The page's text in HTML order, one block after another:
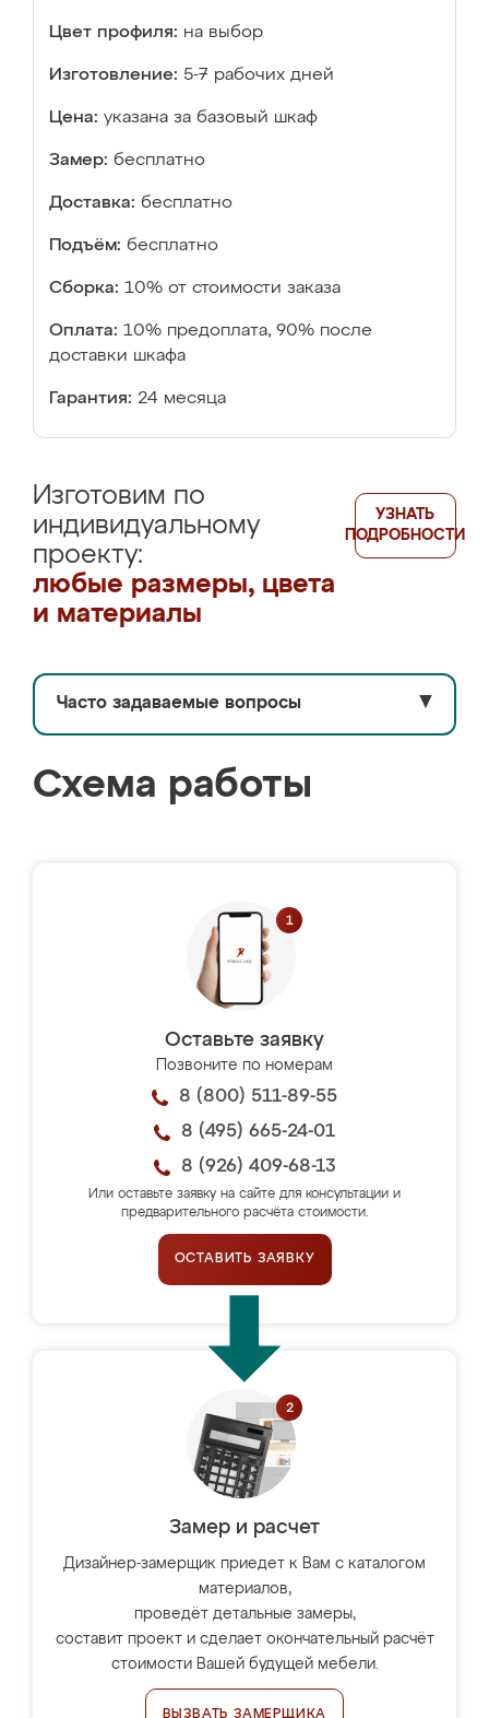
Цвет профиля: на выбор
Изготовление: 5-7 рабочих дней
Цена: указана за базовый шкаф
Замер: бесплатно
Доставка: бесплатно
Подъём: бесплатно
Сборка: 10% от стоимости заказа
Оплата: 10% предоплата, 90% после
доставки шкафа
Гарантия: 24 месяца
Изготовим по
индивидуальному
проекту:
любые размеры, цвета
и материалы
УЗНАТЬ
ПОДРОБНОСТИ
Часто задаваемые вопросы ▼
Схема работы
Оставьте заявку
Позвоните по номерам
8 (800) 511-89-55
8 (495) 665-24-01
8 (926) 409-68-13
Или оставьте заявку на сайте для консультации и
предварительного расчёта стоимости.
ОСТАВИТЬ ЗАЯВКУ
Замер и расчет
Дизайнер-замерщик приедет к Вам с каталогом
материалов,
проведёт детальные замеры,
составит проект и сделает окончательный расчёт
стоимости Вашей будущей мебели.
ВЫЗВАТЬ ЗАМЕРЩИКА